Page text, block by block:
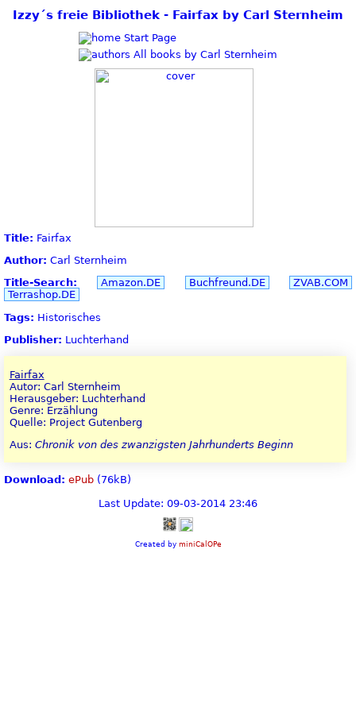
Izzy´s freie Bibliothek - Fairfax by Carl Sternheim
Start Page
All books by Carl Sternheim
Title: Fairfax
Author: Carl Sternheim
Title-Search:
Amazon.DE Buchfreund.DE
ZVAB.COM
Terrashop.DE
Tags: Historisches
Publisher: Luchterhand
Fairfax
Autor: Carl Sternheim
Herausgeber: Luchterhand
Genre: Erzählung
Quelle: Project Gutenberg
Aus: Chronik von des zwanzigsten Jahrhunderts Beginn
Download: ePub (76kB)
Last Update: 09-03-2014 23:46
Created by miniCalOPe